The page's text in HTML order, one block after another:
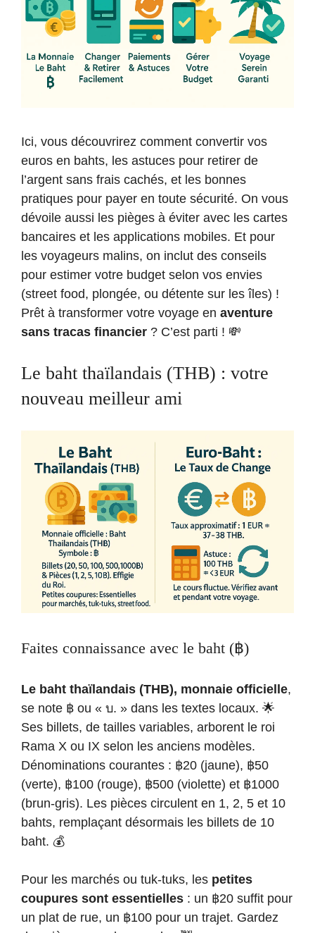
Ici, vous découvrirez comment convertir vos
euros en bahts, les astuces pour retirer de
l’argent sans frais cachés, et les bonnes
pratiques pour payer en toute sécurité. On vous
dévoile aussi les pièges à éviter avec les cartes
bancaires et les applications mobiles. Et pour
les voyageurs malins, on inclut des conseils
pour estimer votre budget selon vos envies
(street food, plongée, ou détente sur les îles) !
Prêt à transformer votre voyage en aventure
sans tracas financier ? C’est parti ! 💸
Le baht thaïlandais (THB) : votre
nouveau meilleur ami
Faites connaissance avec le baht (฿)
Le baht thaïlandais (THB), monnaie officielle,
se note ฿ ou « บ. » dans les textes locaux. 🌟
Ses billets, de tailles variables, arborent le roi
Rama X ou IX selon les anciens modèles.
Dénominations courantes : ฿20 (jaune), ฿50
(verte), ฿100 (rouge), ฿500 (violette) et ฿1000
(brun-gris). Les pièces circulent en 1, 2, 5 et 10
bahts, remplaçant désormais les billets de 10
baht. 💰
Pour les marchés ou tuk-tuks, les petites
coupures sont essentielles : un ฿20 suffit pour
un plat de rue, un ฿100 pour un trajet. Gardez